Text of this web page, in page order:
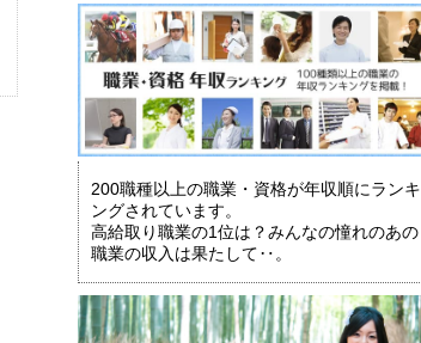
200職種以上の職業・資格が年収順にランキ
ングされています。
高給取り職業の1位は？みんなの憧れのあの
職業の収入は果たして‥。